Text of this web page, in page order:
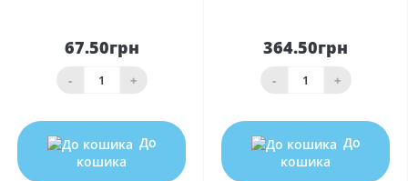
67.50грн
- +
До
кошика
364.50грн
- +
До
кошика